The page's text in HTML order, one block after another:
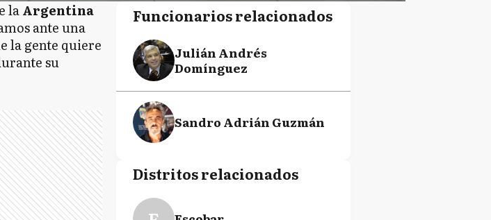
laArgentina
ante una
la gente quiere
su
Funcionarios relacionados
Julián Andrés
Domínguez
Sandro Adrián Guzmán
Distritos relacionados